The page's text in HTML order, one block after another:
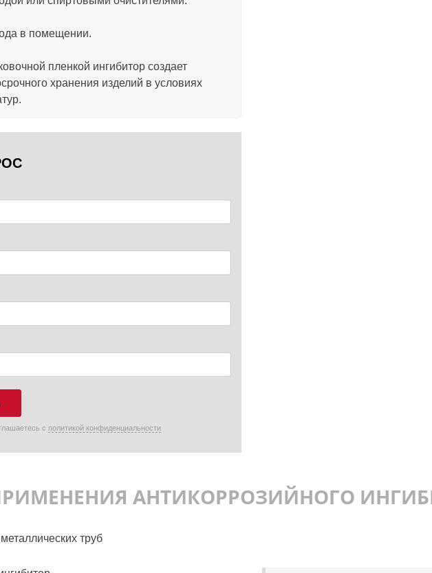
в помещении.
пленкой ингибитор создает
хранения изделий в условиях
с политикой конфиденциальности
АНТИКОРРОЗИЙНОГО
труб